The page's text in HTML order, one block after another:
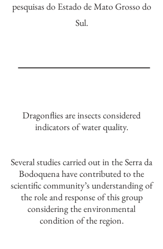
Dragonflies are insects considered
indicators of water quality.
Several studies carried out in the Serra da
Bodoquena have contributed to the
scientific community’s understanding of
the role and response of this group
considering the environmental
condition of the region.
pesquisas do Estado de Mato Grosso do
Sul.